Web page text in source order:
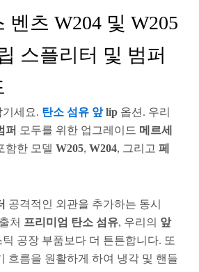
벤츠 W204 및 W205
스플리터 및 범퍼
세요. 탄소 섬유 앞lip 옵션. 우리
퍼 모두를 위한 업그레이드 메르세
함한 모델 W205, W204, 그리고 페
공격적인 외관을 추가하는 동시
처 프리미엄 탄소 섬유, 우리의 앞
공장 부품보다 더 튼튼합니다. 또
흐름을 원활하게 하여 냉각 및 핸들